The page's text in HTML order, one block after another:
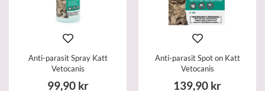
Anti-parasit Spray Katt
Vetocanis
99,90 kr
Anti-parasit Spot on Katt
Vetocanis
139,90 kr